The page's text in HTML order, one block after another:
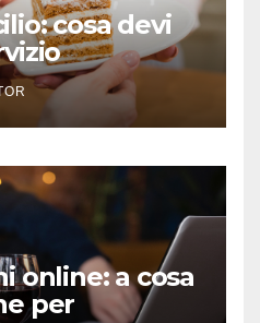
cosa devi
online: a cosa
per